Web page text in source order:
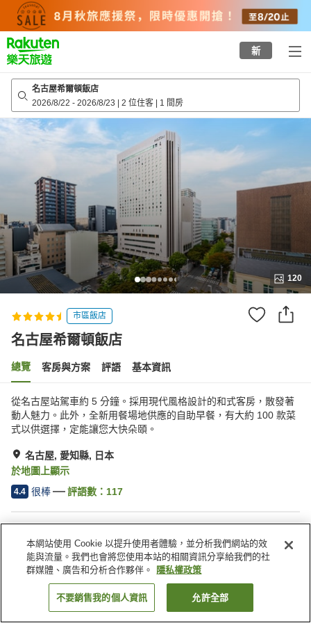
top
page
新
名古屋希爾頓飯店
2026/8/22 - 2026/8/23 | 2 位住客 | 1 間房
120
市區飯店
名古屋希爾頓飯店
總覽 客房與方案 評語 基本資訊
從名古屋站駕車約 5 分鐘。採用現代風格設計的和式客房，散發著
動人魅力。此外，全新用餐場地供應的自助早餐，有大約 100 款菜
式以供選擇，定能讓您大快朵頤。
名古屋, 愛知縣, 日本
於地圖上顯示
4.4 很棒 評語數： 117
無線網路
距離車站約步行 5 分鐘內
三溫暖
健身房
日本 愛知縣 名古屋 名古屋希爾頓飯店
找客房
本網站使用 Cookie 以提升使用者體驗，並分析我們網站的效
能與流量。我們也會將您使用本站的相關資訊分享給我們的社
群媒體、廣告和分析合作夥伴。
隱私權政策
不要銷售我的個人資訊 允許全部